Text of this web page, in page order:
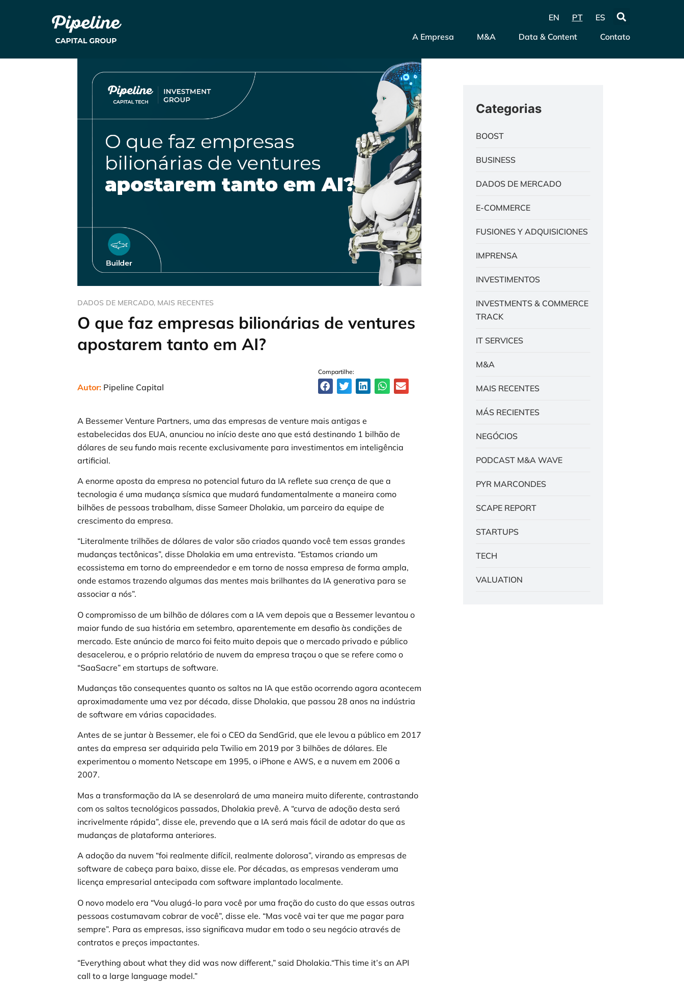
EN PT
ES
A Empresa
M&A Data & Content Contato
DADOS DE MERCADO, MAIS RECENTES
O que faz empresas bilionárias de ventures
apostarem tanto em AI?
Autor: Pipeline Capital
Compartilhe:
A Bessemer Venture Partners, uma das empresas de venture mais antigas e
estabelecidas dos EUA, anunciou no início deste ano que está destinando 1 bilhão de
dólares de seu fundo mais recente exclusivamente para investimentos em inteligência
artificial.
A enorme aposta da empresa no potencial futuro da IA reflete sua crença de que a
tecnologia é uma mudança sísmica que mudará fundamentalmente a maneira como
bilhões de pessoas trabalham, disse Sameer Dholakia, um parceiro da equipe de
crescimento da empresa.
“Literalmente trilhões de dólares de valor são criados quando você tem essas grandes
mudanças tectônicas”, disse Dholakia em uma entrevista. “Estamos criando um
ecossistema em torno do empreendedor e em torno de nossa empresa de forma ampla,
onde estamos trazendo algumas das mentes mais brilhantes da IA generativa para se
associar a nós”.
O compromisso de um bilhão de dólares com a IA vem depois que a Bessemer levantou o
maior fundo de sua história em setembro, aparentemente em desafio às condições de
mercado. Este anúncio de marco foi feito muito depois que o mercado privado e público
desacelerou, e o próprio relatório de nuvem da empresa traçou o que se refere como o
“SaaSacre” em startups de software.
Mudanças tão consequentes quanto os saltos na IA que estão ocorrendo agora acontecem
aproximadamente uma vez por década, disse Dholakia, que passou 28 anos na indústria
de software em várias capacidades.
Antes de se juntar à Bessemer, ele foi o CEO da SendGrid, que ele levou a público em 2017
antes da empresa ser adquirida pela Twilio em 2019 por 3 bilhões de dólares. Ele
experimentou o momento Netscape em 1995, o iPhone e AWS, e a nuvem em 2006 a
2007.
Mas a transformação da IA se desenrolará de uma maneira muito diferente, contrastando
com os saltos tecnológicos passados, Dholakia prevê. A “curva de adoção desta será
incrivelmente rápida”, disse ele, prevendo que a IA será mais fácil de adotar do que as
mudanças de plataforma anteriores.
A adoção da nuvem “foi realmente difícil, realmente dolorosa”, virando as empresas de
software de cabeça para baixo, disse ele. Por décadas, as empresas venderam uma
licença empresarial antecipada com software implantado localmente.
O novo modelo era “Vou alugá-lo para você por uma fração do custo do que essas outras
pessoas costumavam cobrar de você”, disse ele. “Mas você vai ter que me pagar para
sempre”. Para as empresas, isso significava mudar em todo o seu negócio através de
contratos e preços impactantes.
“Everything about what they did was now different,” said Dholakia.“This time it’s an API
call to a large language model.”
Categorias
BOOST
BUSINESS
DADOS DE MERCADO
E-COMMERCE
FUSIONES Y ADQUISICIONES
IMPRENSA
INVESTIMENTOS
INVESTMENTS & COMMERCE
TRACK
IT SERVICES
M&A
MAIS RECENTES
MÁS RECIENTES
NEGÓCIOS
PODCAST M&A WAVE
PYR MARCONDES
SCAPE REPORT
STARTUPS
TECH
VALUATION